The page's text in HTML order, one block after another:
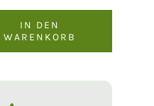
IN DEN
WARENKORB